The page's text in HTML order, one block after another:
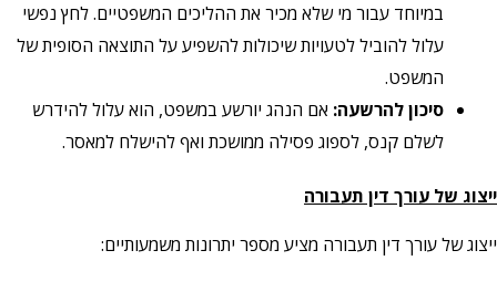
במיוחד עבור מי שלא מכיר את ההליכים המשפטיים. לחץ נפשי
עלול להוביל לטעויות שיכולות להשפיע על התוצאה הסופית של
המשפט.
סיכון להרשעה: אם הנהג יורשע במשפט, הוא עלול להידרש
לשלם קנס, לספוג פסילה ממושכת ואף להישלח למאסר.
ייצוג של עורך דין תעבורה
ייצוג של עורך דין תעבורה מציע מספר יתרונות משמעותיים: